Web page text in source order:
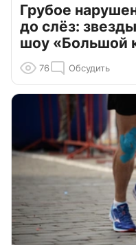
Грубое
до слёз:
шоу «Большой
76 Обсудить